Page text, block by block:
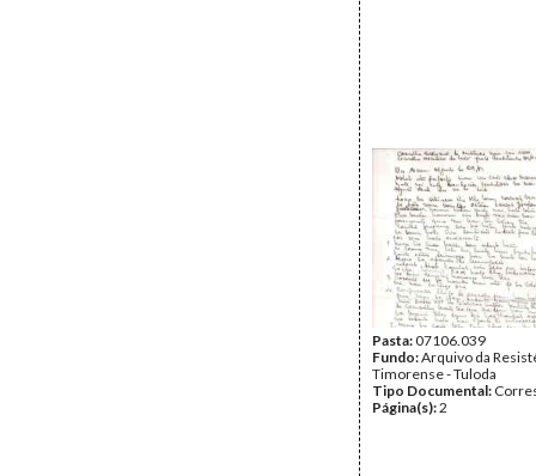
Pasta:07106.039
Fundo:Arquivo da
Timorense - Tuloda
Tipo Documental:
Página(s):2